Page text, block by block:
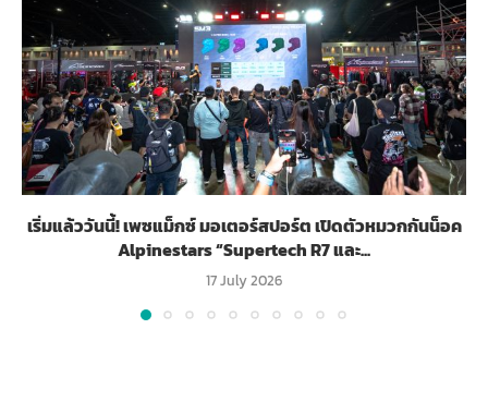
เริ่มแล้ววันนี้! เพซแม็กซ์ มอเตอร์สปอร์ต เปิดตัวหมวกกันน็อค
Alpinestars “Supertech R7 และ...
17 July 2026